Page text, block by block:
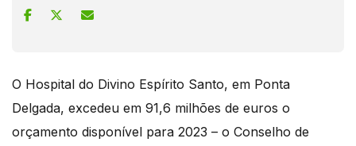
O Hospital do Divino Espírito Santo, em Ponta
Delgada, excedeu em 91,6 milhões de euros o
orçamento disponível para 2023 – o Conselho de